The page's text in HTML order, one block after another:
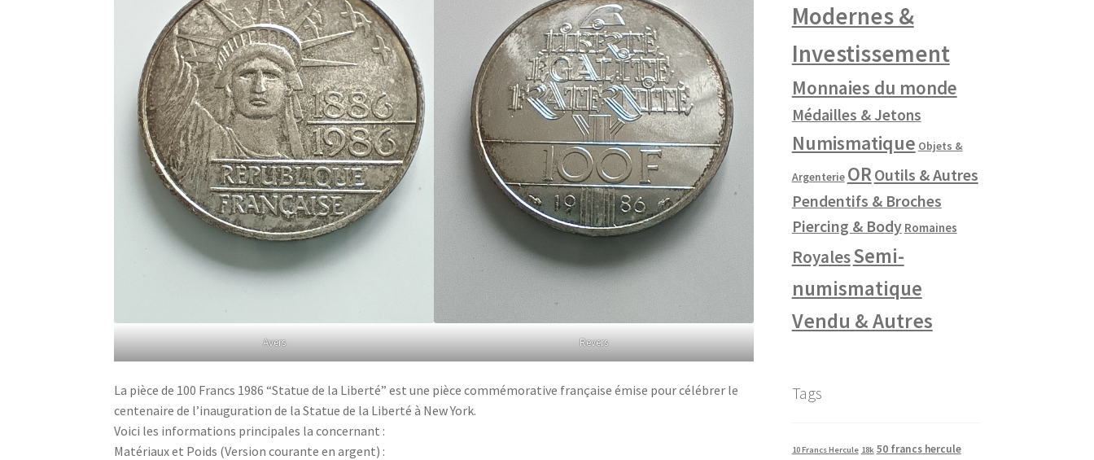
Avers Revers
La pièce de 100 Francs 1986 “Statue de la Liberté” est une pièce commémorative française émise pour célébrer le
centenaire de l’inauguration de la Statue de la Liberté à New York.
Voici les informations principales la concernant :
Matériaux et Poids (Version courante en argent) :
Modernes &
Investissement
Monnaies du monde
Médailles & Jetons
Numismatique Objets &
Argenterie OR Outils & Autres
Pendentifs & Broches
Piercing & Body Romaines
RoyalesSemi-
numismatique
Vendu & Autres
Tags
10 Francs Hercule 18k 50 francs hercule